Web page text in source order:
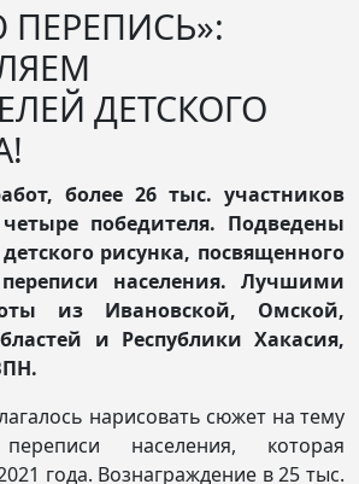
ДЕТСКОГО
более 26 тыс. участников
победителя. Подведены
рисунка, посвященного
переписи населения. Лучшими
из Ивановской, Омской,
и Республики Хакасия,
нарисовать сюжет на тему
переписи населения, которая
года. Вознаграждение в 25 тыс.